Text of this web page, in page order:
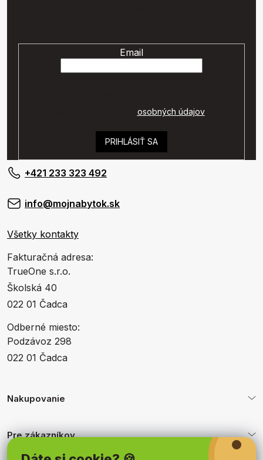
Email
osobných údajov.
PRIHLÁSIŤ SA
+421 233 323 492
info@mojnabytok.sk
Všetky kontakty
Fakturačná adresa:
TrueOne s.r.o.
Školská 40
022 01 Čadca
Odberné miesto:
Podzávoz 298
022 01 Čadca
Nakupovanie
Pre zákazníkov